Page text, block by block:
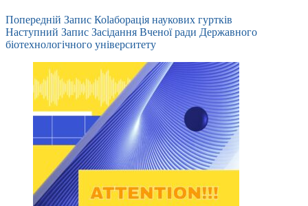
Попередній Запис Коlaборація наукових гуртків
Наступний Запис Засідання Вченої ради Державного
біотехнологічного університету